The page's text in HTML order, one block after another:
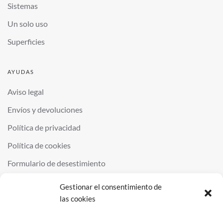
Gestionar el consentimiento de
las cookies
Sistemas
Un solo uso
Superficies
AYUDAS
Aviso legal
Envíos y devoluciones
Política de privacidad
Política de cookies
Formulario de desestimiento
QUIMINOR SL. ALL RIGHTS RESERVED.